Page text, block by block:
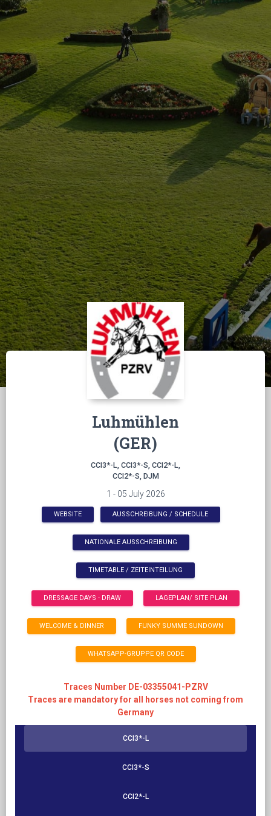
Luhmühlen
(GER)
CCI3*-L, CCI3*-S, CCI2*-L,
CCI2*-S, DJM
1 - 05 July 2026
WEBSITE AUSSCHREIBUNG / SCHEDULE
NATIONALE AUSSCHREIBUNG
TIMETABLE / ZEITEINTEILUNG
DRESSAGE DAYS - DRAW LAGEPLAN/ SITE PLAN
WELCOME & DINNER FUNKY SUMME SUNDOWN
WHATSAPP-GRUPPE QR CODE
Traces Number DE-03355041-PZRV
Traces are mandatory for all horses not coming from
Germany
CCI3*-L
CCI3*-S
CCI2*-L